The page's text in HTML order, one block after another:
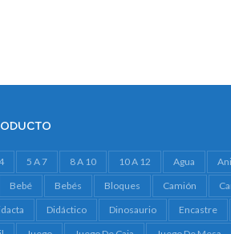
5 A 7 8 A 10 10 A 12 Agua
Bebé Bebés Bloques Camión
Didáctico Dinosaurio Encastre